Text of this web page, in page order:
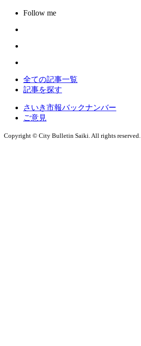
Follow me
全ての記事一覧
記事を探す
さいき市報バックナンバー
ご意見
Copyright © City Bulletin Saiki. All rights reserved.